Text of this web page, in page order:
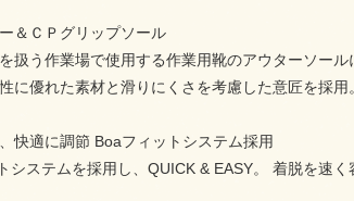
＆ＣＰグリップソール
扱う作業場で使用する作業用靴のアウターソー
に優れた素材と滑りにくさを考慮した意匠を採用。
快適に調節 Boaフィットシステム採用
システムを採用し、QUICK & EASY。 着脱を速く